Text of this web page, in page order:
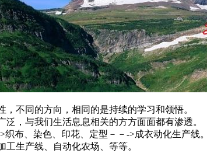
，不同的方向，相同的是持续的学习和领悟。
泛，与我们生活息息相关的方方面面都有渗透。
织布、染色、印花、定型－－->成衣动化生产线。
工生产线、自动化农场、等等。